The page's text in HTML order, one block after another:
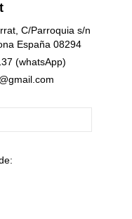
C/Parroquia s/n
España 08294
(whatsApp)